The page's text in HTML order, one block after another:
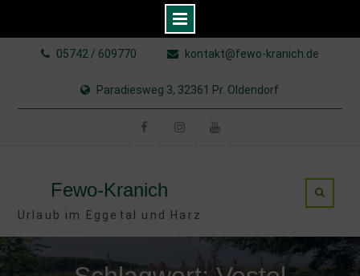
05742 / 609770 kontakt@fewo-kranich.de
Paradiesweg 3, 32361 Pr. Oldendorf
Fewo-Kranich
Urlaub im Eggetal und Harz